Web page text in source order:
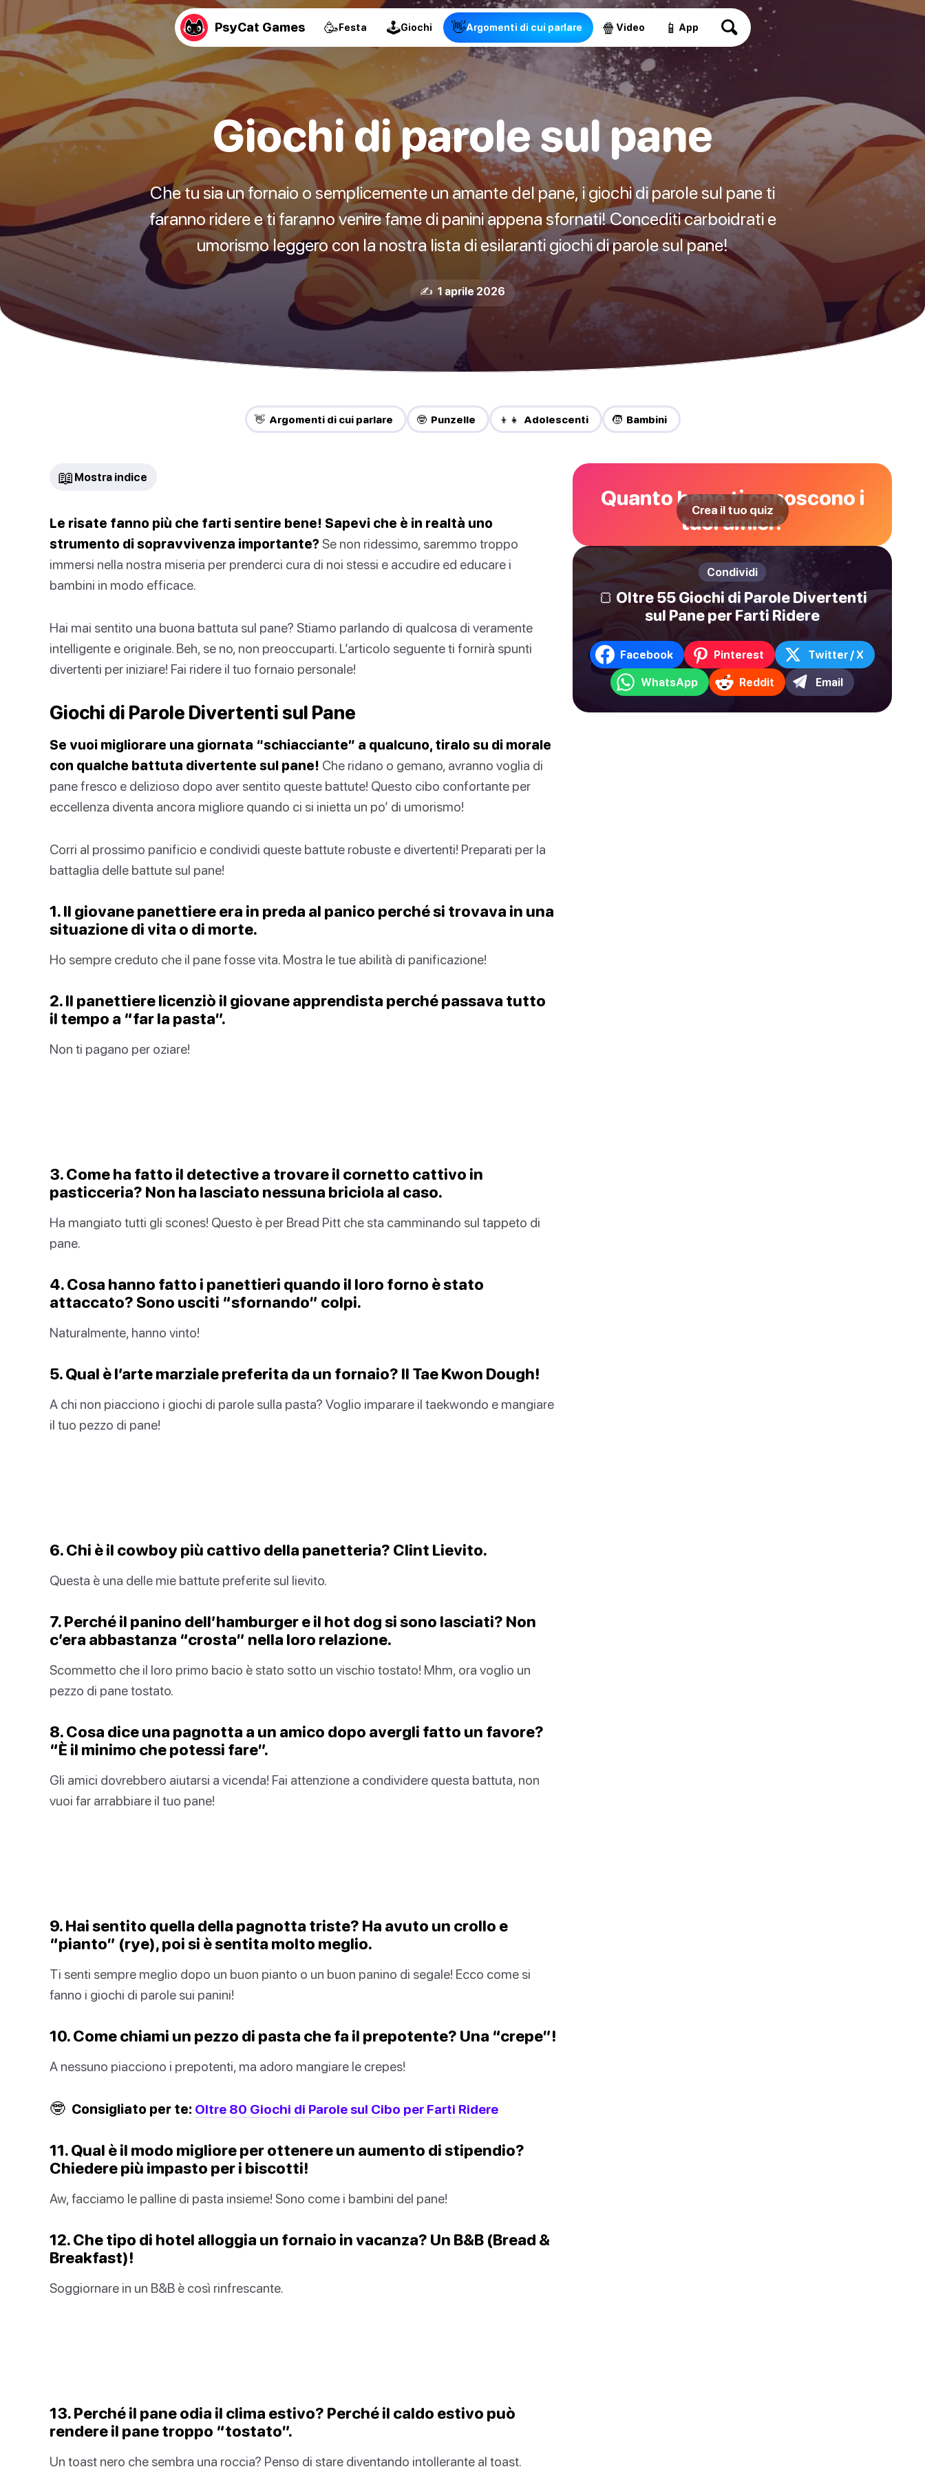
PsyCat Games 🥳Festa 🕹Giochi 👋Argomenti di cui parlare 🍿 Video 📱 App
Giochi di parole sul pane
Che tu sia un fornaio o semplicemente un amante del pane, i giochi di parole sul pane ti
faranno ridere e ti faranno venire fame di panini appena sfornati! Concediti carboidrati e
umorismo leggero con la nostra lista di esilaranti giochi di parole sul pane!
✍️ 1 aprile 2026
👋 Argomenti di cui parlare 🤓 Punzelle 👦👧 Adolescenti 🧒 Bambini
📖 Mostra indice
Le risate fanno più che farti sentire bene! Sapevi che è in realtà uno
strumento di sopravvivenza importante? Se non ridessimo, saremmo troppo
immersi nella nostra miseria per prenderci cura di noi stessi e accudire ed educare i
bambini in modo efficace.
Hai mai sentito una buona battuta sul pane? Stiamo parlando di qualcosa di veramente
intelligente e originale. Beh, se no, non preoccuparti. L’articolo seguente ti fornirà spunti
divertenti per iniziare! Fai ridere il tuo fornaio personale!
Giochi di Parole Divertenti sul Pane
Se vuoi migliorare una giornata “schiacciante” a qualcuno, tiralo su di morale
con qualche battuta divertente sul pane! Che ridano o gemano, avranno voglia di
pane fresco e delizioso dopo aver sentito queste battute! Questo cibo confortante per
eccellenza diventa ancora migliore quando ci si inietta un po’ di umorismo!
Corri al prossimo panificio e condividi queste battute robuste e divertenti! Preparati per la
battaglia delle battute sul pane!
1. Il giovane panettiere era in preda al panico perché si trovava in una
situazione di vita o di morte.
Ho sempre creduto che il pane fosse vita. Mostra le tue abilità di panificazione!
2. Il panettiere licenziò il giovane apprendista perché passava tutto
il tempo a “far la pasta”.
Non ti pagano per oziare!
3. Come ha fatto il detective a trovare il cornetto cattivo in
pasticceria? Non ha lasciato nessuna briciola al caso.
Ha mangiato tutti gli scones! Questo è per Bread Pitt che sta camminando sul tappeto di
pane.
4. Cosa hanno fatto i panettieri quando il loro forno è stato
attaccato? Sono usciti “sfornando” colpi.
Naturalmente, hanno vinto!
5. Qual è l’arte marziale preferita da un fornaio? Il Tae Kwon Dough!
A chi non piacciono i giochi di parole sulla pasta? Voglio imparare il taekwondo e mangiare
il tuo pezzo di pane!
6. Chi è il cowboy più cattivo della panetteria? Clint Lievito.
Questa è una delle mie battute preferite sul lievito.
7. Perché il panino dell’hamburger e il hot dog si sono lasciati? Non
c’era abbastanza “crosta” nella loro relazione.
Scommetto che il loro primo bacio è stato sotto un vischio tostato! Mhm, ora voglio un
pezzo di pane tostato.
8. Cosa dice una pagnotta a un amico dopo avergli fatto un favore?
“È il minimo che potessi fare”.
Gli amici dovrebbero aiutarsi a vicenda! Fai attenzione a condividere questa battuta, non
vuoi far arrabbiare il tuo pane!
9. Hai sentito quella della pagnotta triste? Ha avuto un crollo e
“pianto” (rye), poi si è sentita molto meglio.
Ti senti sempre meglio dopo un buon pianto o un buon panino di segale! Ecco come si
fanno i giochi di parole sui panini!
10. Come chiami un pezzo di pasta che fa il prepotente? Una “crepe”!
A nessuno piacciono i prepotenti, ma adoro mangiare le crepes!
🤓 Consigliato per te: Oltre 80 Giochi di Parole sul Cibo per Farti Ridere
11. Qual è il modo migliore per ottenere un aumento di stipendio?
Chiedere più impasto per i biscotti!
Aw, facciamo le palline di pasta insieme! Sono come i bambini del pane!
12. Che tipo di hotel alloggia un fornaio in vacanza? Un B&B (Bread &
Breakfast)!
Soggiornare in un B&B è così rinfrescante.
13. Perché il pane odia il clima estivo? Perché il caldo estivo può
rendere il pane troppo “tostato”.
Un toast nero che sembra una roccia? Penso di stare diventando intollerante al toast.
Quanto bene ti conoscono i
tuoi amici?
Crea il tuo quiz
Condividi
🍞 Oltre 55 Giochi di Parole Divertenti
sul Pane per Farti Ridere
Facebook Pinterest Twitter / X
WhatsApp Reddit Email